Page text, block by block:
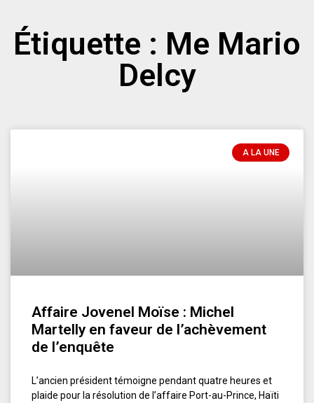
Étiquette : Me Mario
Delcy
A LA UNE
Affaire Jovenel Moïse : Michel
Martelly en faveur de l’achèvement
de l’enquête
L’ancien président témoigne pendant quatre heures et
plaide pour la résolution de l’affaire Port-au-Prince, Haïti